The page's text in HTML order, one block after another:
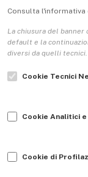
Le Copertine
L’Associazione
Indirizzo Socio
Guida per le
Consulta l'informativa
La chiusura del
default e la
diversi da quelli tecnici.
Cookie Tecnici
Cookie Analitici e
Cookie di